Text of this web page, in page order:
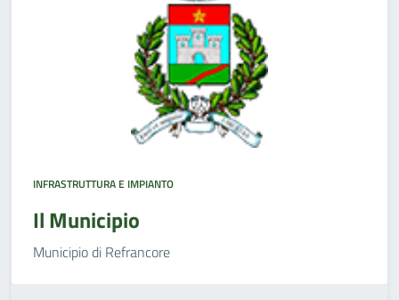
INFRASTRUTTURA E IMPIANTO
Il Municipio
Municipio di Refrancore